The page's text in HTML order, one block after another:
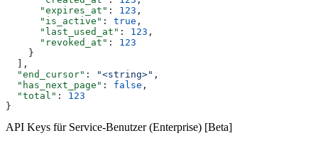
      "expires_at"
: 123 ,
      "is_active"
: true ,
      "last_used_at"
: 123 ,
      "revoked_at"
: 123
    }
  ],
  "end_cursor"
: "<string>" ,
  "has_next_page"
: false ,
  "total"
: 123
}
API Keys für Service-Benutzer (Enterprise) [Beta]